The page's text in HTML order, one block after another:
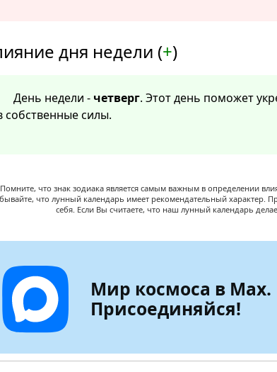
дня недели (+)
День недели - четверг. Этот день поможет
собственные силы.
Помните, что знак зодиака является самым важным в определении
что лунный календарь имеет рекомендательный характер.
себя. Если Вы считаете, что наш лунный календарь
Мир космоса в Max.
Присоединяйся!